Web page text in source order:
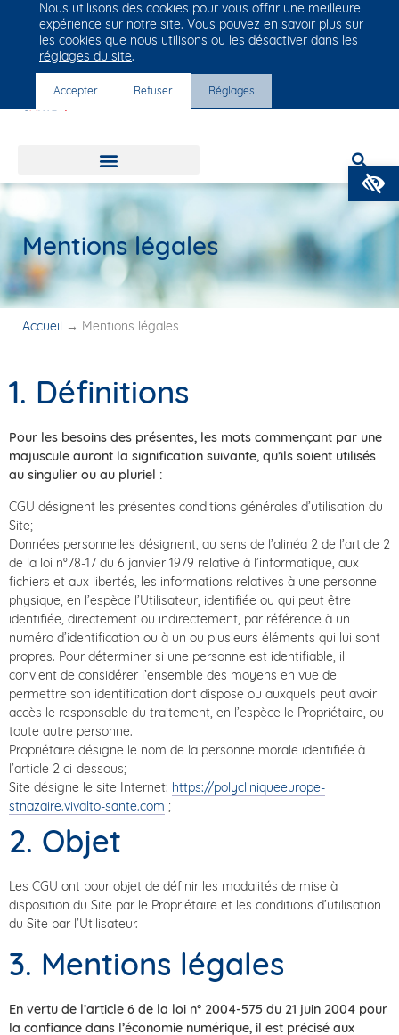
Groupe Vivalto Santé
Entre nous, la vie
Mentions légales
Accueil → Mentions légales
1. Définitions
Pour les besoins des présentes, les mots commençant par une
majuscule auront la signification suivante, qu’ils soient utilisés
au singulier ou au pluriel :
CGU désignent les présentes conditions générales d’utilisation du
Site;
Données personnelles désignent, au sens de l’alinéa 2 de l’article 2
de la loi n°78-17 du 6 janvier 1979 relative à l’informatique, aux
fichiers et aux libertés, les informations relatives à une personne
physique, en l’espèce l’Utilisateur, identifiée ou qui peut être
identifiée, directement ou indirectement, par référence à un
numéro d’identification ou à un ou plusieurs éléments qui lui sont
propres. Pour déterminer si une personne est identifiable, il
convient de considérer l’ensemble des moyens en vue de
permettre son identification dont dispose ou auxquels peut avoir
accès le responsable du traitement, en l’espèce le Propriétaire, ou
toute autre personne.
Propriétaire désigne le nom de la personne morale identifiée à
l’article 2 ci-dessous;
Site désigne le site Internet: https://polycliniqueeurope-
stnazaire.vivalto-sante.com ;
2. Objet
Les CGU ont pour objet de définir les modalités de mise à
disposition du Site par le Propriétaire et les conditions d’utilisation
du Site par l’Utilisateur.
3. Mentions légales
En vertu de l’article 6 de la loi n° 2004-575 du 21 juin 2004 pour
la confiance dans l’économie numérique, il est précisé aux
Nous utilisons des cookies pour vous offrir une meilleure
expérience sur notre site. Vous pouvez en savoir plus sur
les cookies que nous utilisons ou les désactiver dans les
réglages du site.
Accepter Refuser Réglages